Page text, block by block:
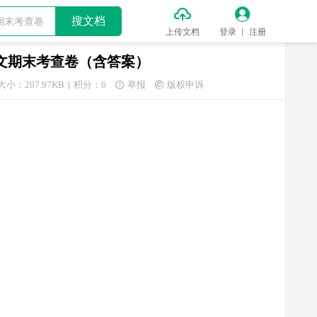
搜文档 
上传文档

登录 注册
末考查卷（含答案）
小：207.97KB 积分：6  举报  版权申诉